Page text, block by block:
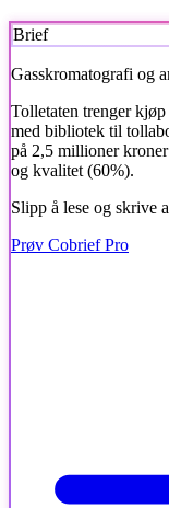
Brief
Gasskromatografi og
Tolletaten trenger
med bibliotek til
på 2,5 millioner
og kvalitet (60%).
Slipp å lese og skrive
Prøv Cobrief Pro